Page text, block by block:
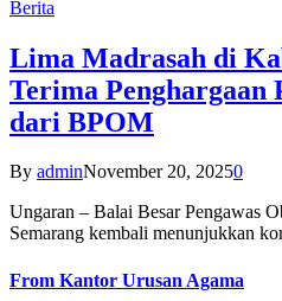
Berita
Lima Madrasah di
Terima Penghargaan
dari BPOM
By adminNovember 20, 20250
Ungaran – Balai Besar Pengawas
Semarang kembali menunjukkan
From Kantor Urusan Agama